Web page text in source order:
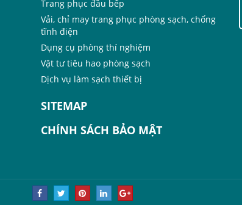
Trang phục đầu bếp
Vải, chỉ may trang phục phòng sạch, chống
tĩnh điện
Dụng cụ phòng thí nghiệm
Vật tư tiêu hao phòng sạch
Dịch vụ làm sạch thiết bị
SITEMAP
CHÍNH SÁCH BẢO MẬT